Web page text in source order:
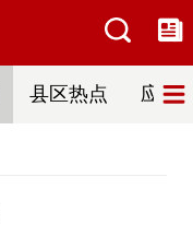
县区热点 应急